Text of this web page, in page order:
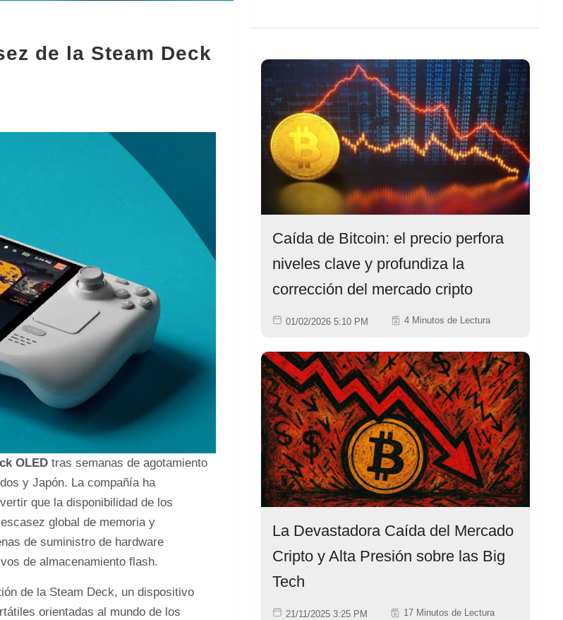
de la Steam Deck
OLED tras semanas de agotamiento
y Japón. La compañía ha
que la disponibilidad de los
global de memoria y
de suministro de hardware
de almacenamiento flash.
de la Steam Deck, un dispositivo
orientadas al mundo de los
Caída de Bitcoin: el precio perfora
niveles clave y profundiza la
corrección del mercado cripto
01/02/2026 5:10 PM 4 Minutos de Lectura
La Devastadora Caída del Mercado
Cripto y Alta Presión sobre las Big
Tech
21/11/2025 3:25 PM 17 Minutos de Lectura